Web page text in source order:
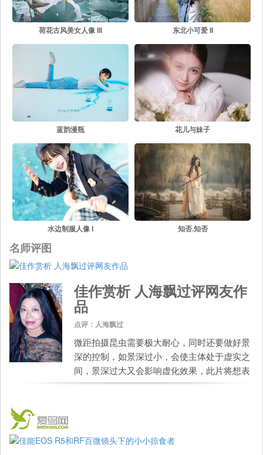
荷花古风美女人像 III 东北小可爱 II
蓝韵漫瓶 花儿与妹子
水边制服人像 I 知否.知否
名师评图
佳作赏析 人海飘过评网友作
品
点评：人海飘过
微距拍摄昆虫需要极大耐心，同时还要做好景
深的控制，如景深过小，会使主体处于虚实之
间，景深过大又会影响虚化效果，此片将想表
现的主体处于一个焦平面内，利用自然光和简